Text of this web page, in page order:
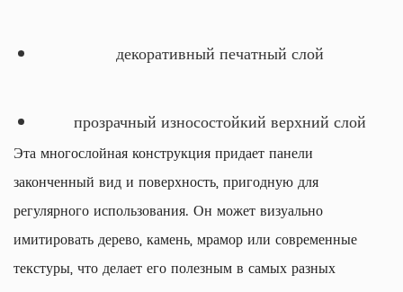
декоративный печатный слой
прозрачный износостойкий верхний слой
Эта многослойная конструкция придает панели
законченный вид и поверхность, пригодную для
регулярного использования. Он может визуально
имитировать дерево, камень, мрамор или современные
текстуры, что делает его полезным в самых разных